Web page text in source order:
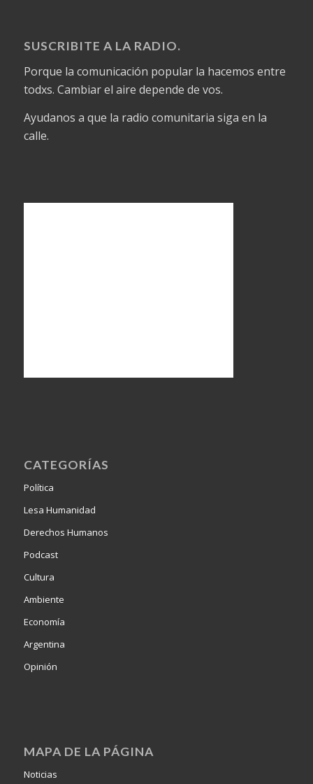
SUSCRIBITE A LA RADIO.
Porque la comunicación popular la hacemos entre
todxs. Cambiar el aire depende de vos.
Ayudanos a que la radio comunitaria siga en la
calle.
CATEGORÍAS
Política
Lesa Humanidad
Derechos Humanos
Podcast
Cultura
Ambiente
Economía
Argentina
Opinión
MAPA DE LA PÁGINA
Noticias